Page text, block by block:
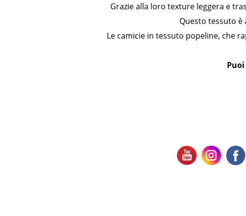
Grazie alla loro texture leggera e
Questo tessuto
Le camicie in tessuto popeline, che